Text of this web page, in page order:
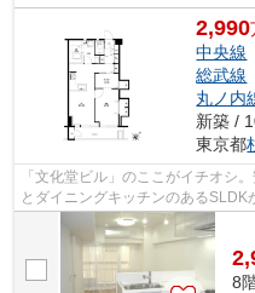
2,990
中央線
総武線
丸ノ内
新築 /
東京都
「文化堂ビル」のここがイチオシ
とダイニングキッチンのある
ており、経済面でも魅力的です。洗
8